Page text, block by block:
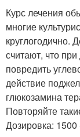
Курс лечения
многие
круглогодично.
считают, что
повредить
действие
глюкозамина
Повторяйте
Дозировка: